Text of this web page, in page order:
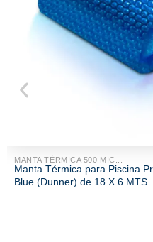
MANTA TÉRMICA 500 MIC...
Manta Térmica para Piscina
Blue (Dunner) de 18 X 6 MTS